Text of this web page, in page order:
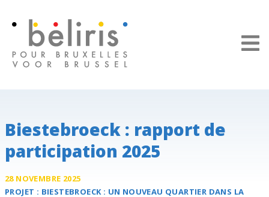
Biestebroeck : rapport de
participation 2025
28 NOVEMBRE 2025
PROJET : BIESTEBROECK: UN NOUVEAU QUARTIER DANS LA